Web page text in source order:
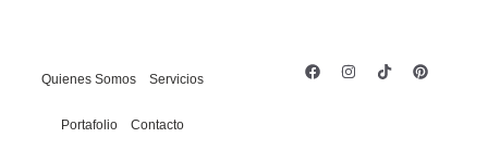
Quienes Somos Servicios
Portafolio Contacto